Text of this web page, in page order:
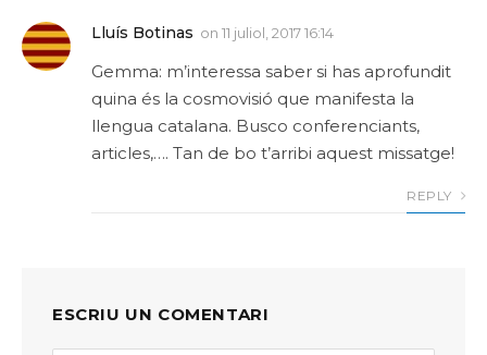
Lluís Botinas on 11 juliol, 2017 16:14
Gemma: m’interessa saber si has aprofundit
quina és la cosmovisió que manifesta la
llengua catalana. Busco conferenciants,
articles,…. Tan de bo t’arribi aquest missatge!
REPLY
ESCRIU UN COMENTARI